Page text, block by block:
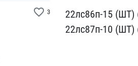
favorite_border 3
​22лс86п-15
22лс87п-​10